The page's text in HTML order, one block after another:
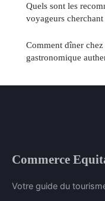
Quels sont les
voyageurs
Comment dîner
gastronomique
Commerce
Votre guide du